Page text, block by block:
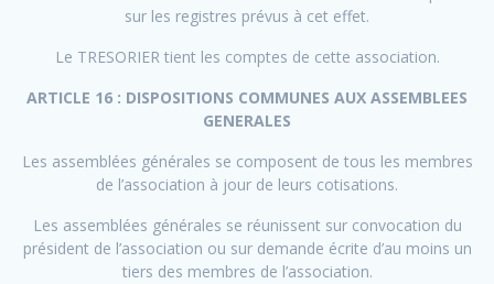
sur les registres prévus à cet effet.
Le TRESORIER tient les comptes de cette association.
ARTICLE 16 : DISPOSITIONS COMMUNES AUX ASSEMBLEES
GENERALES
Les assemblées générales se composent de tous les membres
de l’association à jour de leurs cotisations.
Les assemblées générales se réunissent sur convocation du
président de l’association ou sur demande écrite d’au moins un
tiers des membres de l’association.